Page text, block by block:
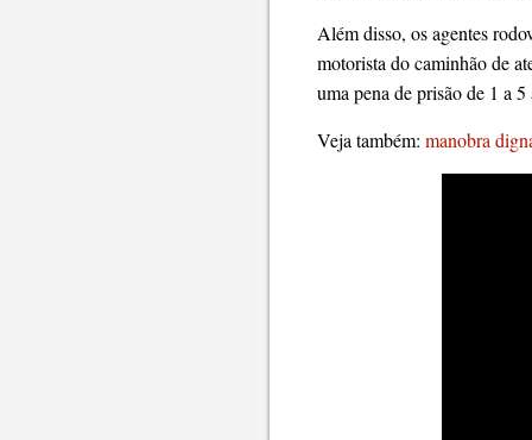
Além disso, os agentes
motorista do caminhão de
uma pena de prisão de 1 a
Veja também: manobra